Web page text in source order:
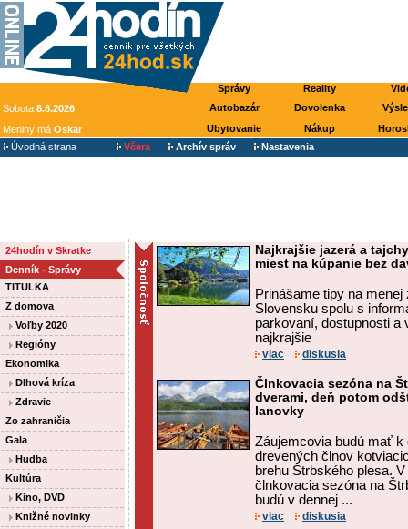
Správy Reality
Sobota 8.8.2026 Autobazár Dovolenka
Meniny má Oskar Ubytovanie Nákup
Úvodná strana
Včera Archív správ Nastavenia
24hodín v Skratke
Denník - Správy
TITULKA
Z domova
Voľby 2020
Regióny
Ekonomika
Dlhová kríza
Zdravie
Zo zahraničia
Gala
Hudba
Kultúra
Kino, DVD
Knižné novinky
Najkrajšie jazerá a
miest na kúpanie bez
Prinášame tipy na
Slovensku spolu s
parkovaní, dostupnosti a
najkrajšie
viac diskusia
Člnkovacia sezóna na
dverami, deň potom
lanovky
Záujemcovia budú mať k
drevených člnov
brehu Štrbského plesa.
člnkovacia sezóna na
budú v dennej ...
viac diskusia